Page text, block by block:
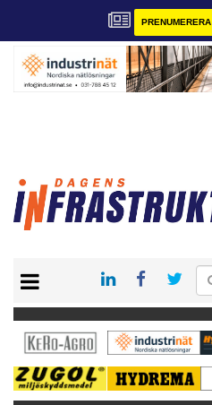
PRENUMERERA
KONTAKT
VÅRA ANDRA MAGASIN
PRENUMERERA
ANNONSERA